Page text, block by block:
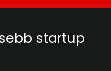
startup